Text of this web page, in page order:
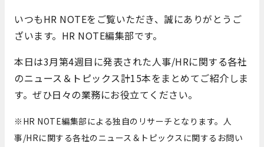
いつもHR NOTEをご覧いただき、誠にありがとうご
ざいます。HR NOTE編集部です。
本日は3月第4週目に発表された人事/HRに関する各社
のニュース＆トピックス計15本をまとめてご紹介しま
す。ぜひ日々の業務にお役立てください。
※HR NOTE編集部による独自のリサーチとなります。 人
事/HRに関する各社のニュース＆トピックスに関するお問い